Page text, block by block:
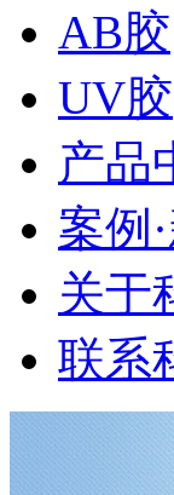
AB胶
UV胶
产品
案例
关于
联系